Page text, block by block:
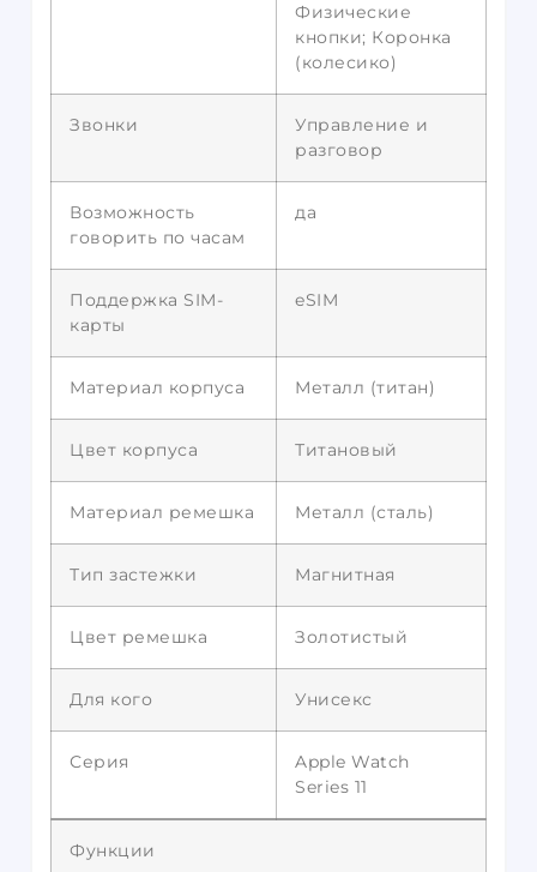
Физические
кнопки; Коронка
(колесико)
Звонки
Управление и
разговор
Возможность
говорить по часам
да
Поддержка SIM-
карты
eSIM
Материал корпуса Металл (титан)
Цвет корпуса Титановый
Материал ремешка Металл (сталь)
Тип застежки Магнитная
Цвет ремешка Золотистый
Для кого Унисекс
Серия
Apple Watch
Series 11
Функции